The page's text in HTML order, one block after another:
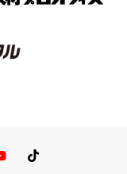
You TubeTikTok